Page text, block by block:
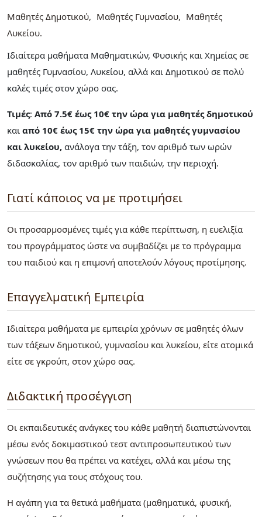
Μαθητές Δημοτικού Μαθητές Γυμνασίου
Μαθητές
Λυκείου
Ιδιαίτερα μαθήματα Μαθηματικών, Φυσικής και Χημείας σε
μαθητές Γυμνασίου, Λυκείου, αλλά και Δημοτικού σε πολύ
καλές τιμές στον χώρο σας.
Τιμές: Από 7.5€ έως 10€ την ώρα για μαθητές δημοτικού
και από 10€ έως 15€ την ώρα για μαθητές γυμνασίου
και λυκείου, ανάλογα την τάξη, τον αριθμό των ωρών
διδασκαλίας, τον αριθμό των παιδιών, την περιοχή.
Γιατί κάποιος να με προτιμήσει
Οι προσαρμοσμένες τιμές για κάθε περίπτωση, η ευελιξία
του προγράμματος ώστε να συμβαδίζει με το πρόγραμμα
του παιδιού και η επιμονή αποτελούν λόγους προτίμησης.
Επαγγελματική Εμπειρία
Ιδιαίτερα μαθήματα με εμπειρία χρόνων σε μαθητές όλων
των τάξεων δημοτικού, γυμνασίου και λυκείου, είτε ατομικά
είτε σε γκρούπ, στον χώρο σας.
Διδακτική προσέγγιση
Οι εκπαιδευτικές ανάγκες του κάθε μαθητή διαπιστώνονται
μέσω ενός δοκιμαστικού τεστ αντιπροσωπευτικού των
γνώσεων που θα πρέπει να κατέχει, αλλά και μέσω της
συζήτησης για τους στόχους του.
Η αγάπη για τα θετικά μαθήματα (μαθηματικά, φυσική,